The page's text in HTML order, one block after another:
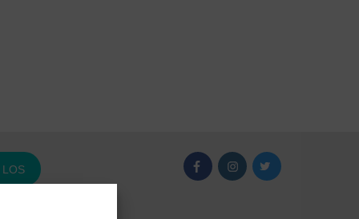
LOS